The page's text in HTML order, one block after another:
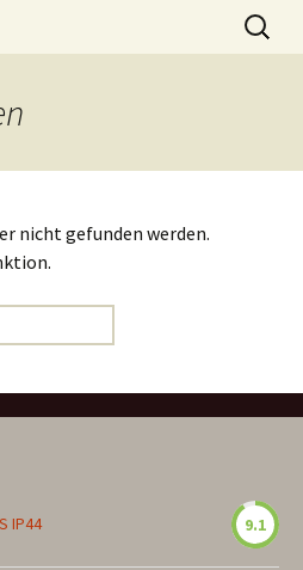
Suchen
nach:
nicht gefunden werden.
IP44 9.1